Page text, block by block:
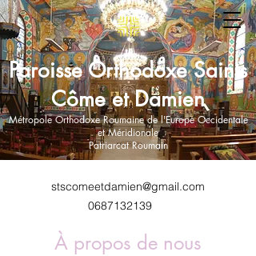
Paroisse Orthodoxe Saints
Côme et Damien
Métropole Orthodoxe Roumaine de l'Europe Occidentale
et Méridionale
Patriarcat Roumain
stscomeetdamien@gmail.com
0687132139
À propos de nous